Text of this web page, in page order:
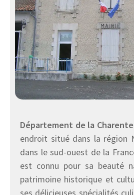
Département de la Charente
endroit situé dans la région
dans le sud-ouest de la
est connu pour sa beauté
patrimoine historique et
ses délicieuses spécialités